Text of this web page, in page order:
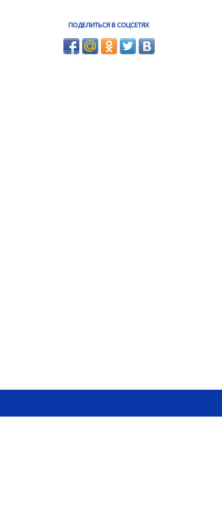
ПОДЕЛИТЬСЯ В СОЦСЕТЯХ